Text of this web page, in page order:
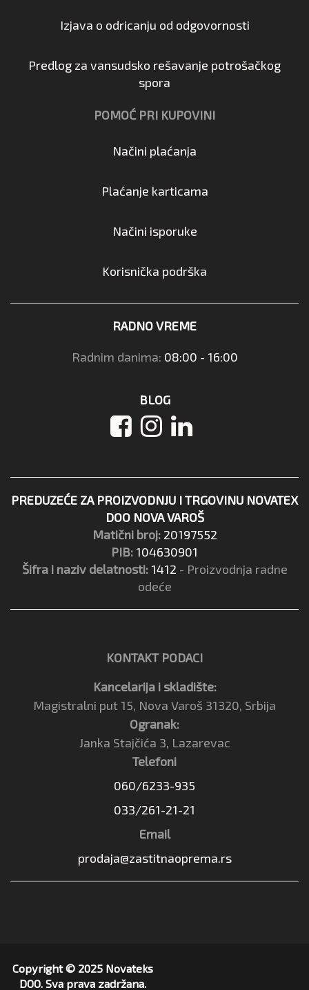
Izjava o odricanju od odgovornosti
Predlog za vansudsko rešavanje potrošačkog
spora
POMOĆ PRI KUPOVINI
Načini plaćanja
Plaćanje karticama
Načini isporuke
Korisnička podrška
RADNO VREME
Radnim danima: 08:00 - 16:00
BLOG
PREDUZEĆE ZA PROIZVODNJU I TRGOVINU NOVATEX
DOO NOVA VAROŠ
Matični broj: 20197552
PIB: 104630901
Šifra i naziv delatnosti: 1412 - Proizvodnja radne
odeće
KONTAKT PODACI
Kancelarija i skladište:
Magistralni put 15, Nova Varoš 31320, Srbija
Ogranak:
Janka Stajčića 3, Lazarevac
Telefoni
060/6233-935
033/261-21-21
Email
prodaja@zastitnaoprema.rs
Copyright © 2025 Novateks
DOO. Sva prava zadržana.